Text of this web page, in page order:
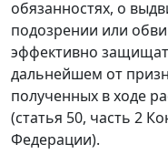
обязанностях, о
подозрении или
эффективно
дальнейшем от
полученных в ходе
(статья 50, часть 2
Федерации).